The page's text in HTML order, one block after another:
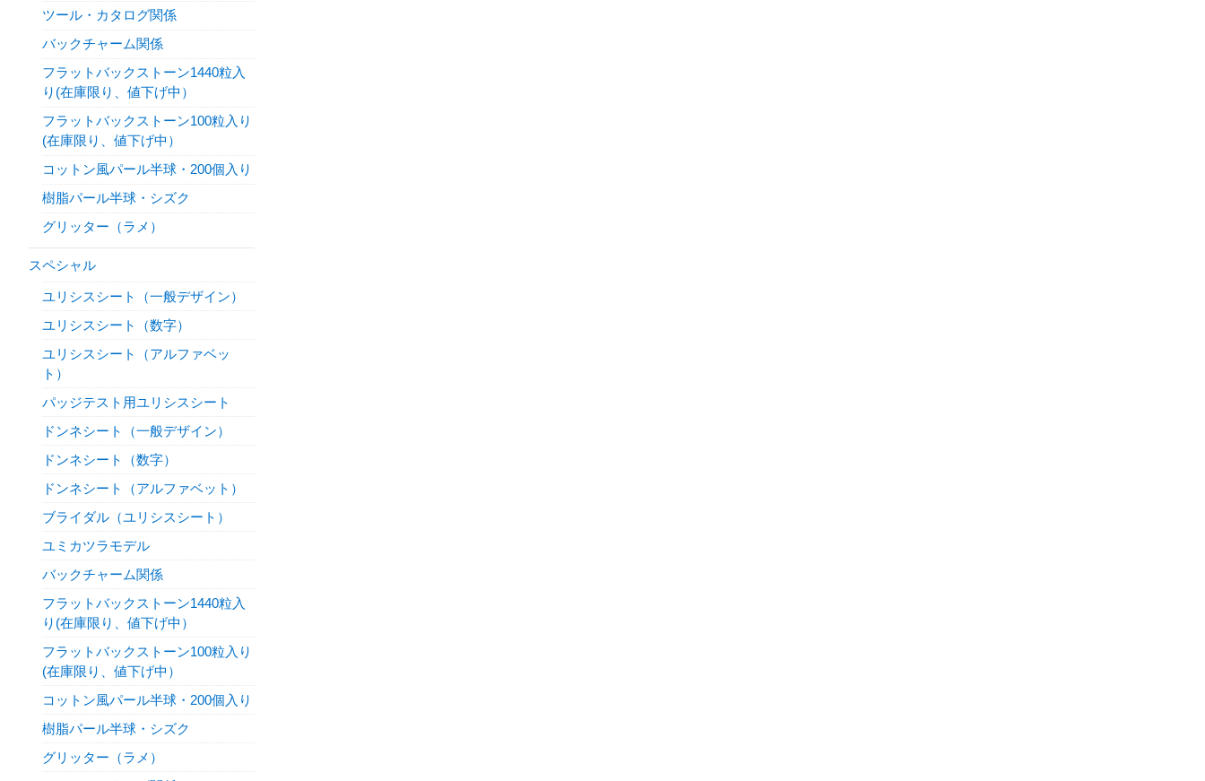
ツール・カタログ関係
バックチャーム関係
フラットバックストーン1440粒入
り(在庫限り、値下げ中）
フラットバックストーン100粒入り
(在庫限り、値下げ中）
コットン風パール半球・200個入り
樹脂パール半球・シズク
グリッター（ラメ）
スペシャル
ユリシスシート（一般デザイン）
ユリシスシート（数字）
ユリシスシート（アルファベッ
ト）
パッジテスト用ユリシスシート
ドンネシート（一般デザイン）
ドンネシート（数字）
ドンネシート（アルファベット）
ブライダル（ユリシスシート）
ユミカツラモデル
バックチャーム関係
フラットバックストーン1440粒入
り(在庫限り、値下げ中）
フラットバックストーン100粒入り
(在庫限り、値下げ中）
コットン風パール半球・200個入り
樹脂パール半球・シズク
グリッター（ラメ）